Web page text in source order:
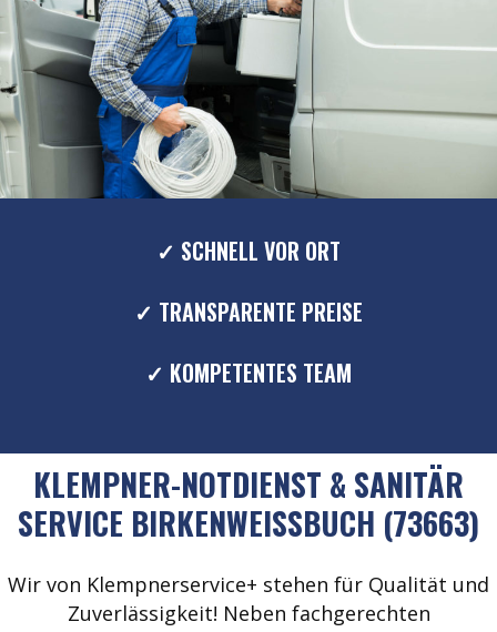
✓ SCHNELL VOR ORT
✓ TRANSPARENTE PREISE
✓ KOMPETENTES TEAM
KLEMPNER-NOTDIENST & SANITÄR
SERVICE BIRKENWEISSBUCH (73663)
Wir von Klempnerservice+ stehen für Qualität und
Zuverlässigkeit! Neben fachgerechten